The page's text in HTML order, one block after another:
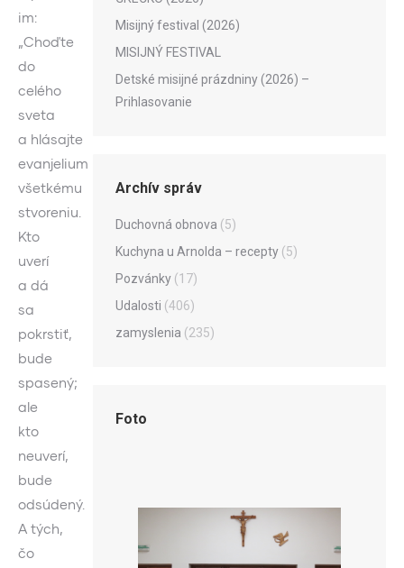
im:
„Choďte
do
celého
sveta
a hlásajte
evanjelium
všetkému
stvoreniu.
Kto
uverí
a dá
sa
pokrstiť,
bude
spasený;
ale
kto
neuverí,
bude
odsúdený.
A tých,
čo
Misijný festival (2026)
MISIJNÝ FESTIVAL
Detské misijné prázdniny (2026) –
Prihlasovanie
Archív správ
Duchovná obnova (5)
Kuchyna u Arnolda – recepty (5)
Pozvánky (17)
Udalosti (406)
zamyslenia (235)
Foto